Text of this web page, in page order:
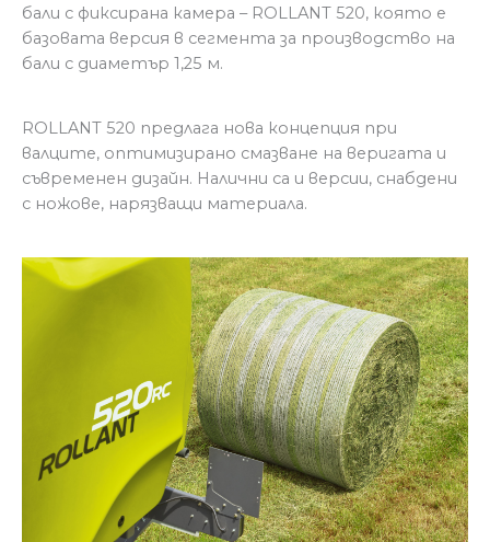
бали с фиксирана камера – ROLLANT 520, която е
базовата версия в сегмента за производство на
бали с диаметър 1,25 м.
ROLLANT 520 предлага нова концепция при
валците, оптимизирано смазване на веригата и
съвременен дизайн. Налични са и версии, снабдени
с ножове, нарязващи материала.